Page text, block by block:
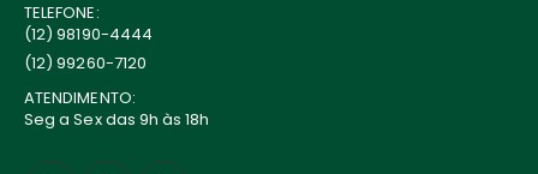
TELEFONE:
(12) 98190-4444
(12) 99260-7120
ATENDIMENTO:
Seg a Sex das 9h às 18h